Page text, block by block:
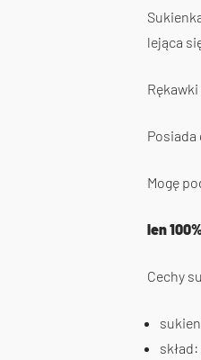
lejąca
Posiada
Mogę
len
Cechy